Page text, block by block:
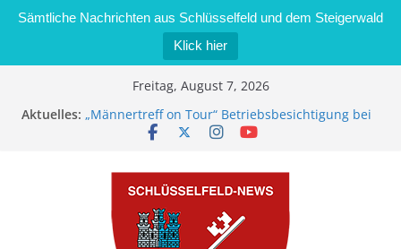
Sämtliche Nachrichten aus Schlüsselfeld und dem Steigerwald
Klick hier
Freitag, August 7, 2026
Aktuelles: „Männertreff on Tour“ Betriebsbesichtigung bei
der Schreinerei Zimmermann GmbH
Brand in Sägewerk in Bernroth schnell unter
Kontrolle
Stadt Schlüsselfeld bietet Online-Anmeldung für
Kindergartenplätze an
Dieseldiebstahl im Wert von 600 Euro